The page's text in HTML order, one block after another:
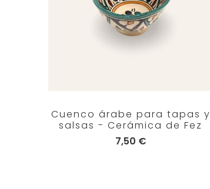
Cuenco árabe para tapas y
salsas - Cerámica de Fez
7,50 €